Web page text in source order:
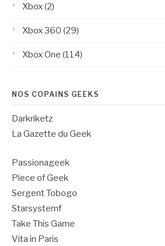
Xbox(2)
Xbox 360 (29)
Xbox One (114)
NOS COPAINS GEEKS
Darkriketz
La Gazette du Geek
Passionageek
Piece of Geek
Sergent Tobogo
Starsystemf
Take This Game
Vita in Paris